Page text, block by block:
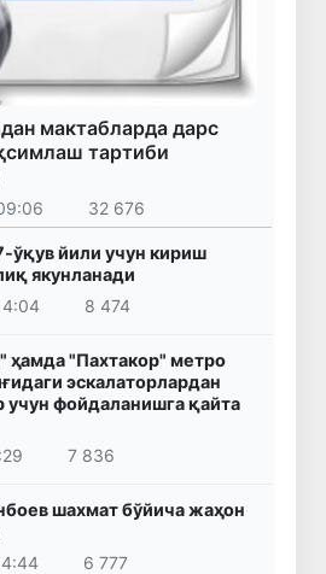
мактабларда дарс
тартиби
32 676
ўқув йили учун кириш
якунланади
8 474
ҳамда "Пахтакор" метро
эскалаторлардан
учун фойдаланишга қайта
7 836
шахмат бўйича жаҳон
6 777